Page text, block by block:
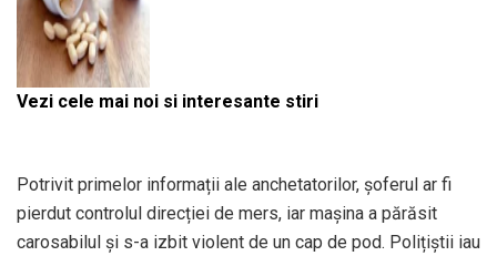
Vezi cele mai noi si interesante stiri
Potrivit primelor informații ale anchetatorilor, șoferul ar fi
pierdut controlul direcției de mers, iar mașina a părăsit
carosabilul și s-a izbit violent de un cap de pod. Polițiștii iau